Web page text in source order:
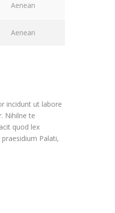
Aenean
Aenean
incidunt ut labore
Nihilne te
quod lex
Palati,